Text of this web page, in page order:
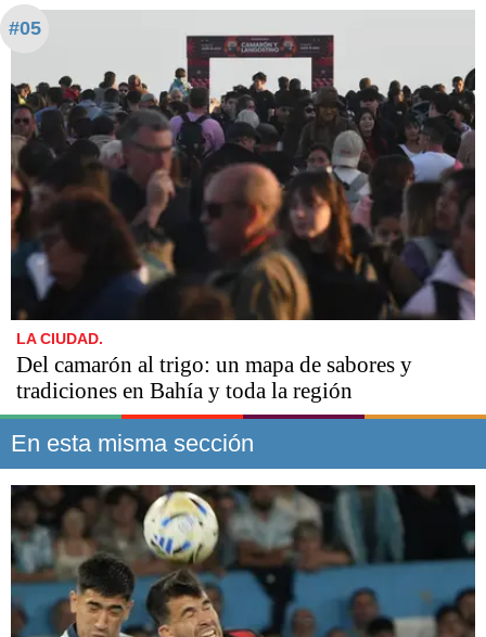
#05
LA CIUDAD.
Del camarón al trigo: un mapa de sabores y
tradiciones en Bahía y toda la región
En esta misma sección